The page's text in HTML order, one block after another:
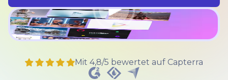
Mit 4,8/5 bewertet auf Capterra